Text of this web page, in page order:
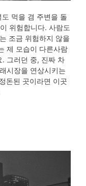
먹을 겸 주변을 돌
위험합니다. 사람도
조금 위험하지 않을
제 모습이 다른사람
그러던 중, 진짜 차
시장을 연상시키는
돈된 곳이라면 이곳